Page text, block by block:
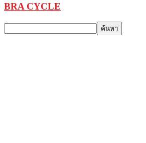
BRA CYCLE